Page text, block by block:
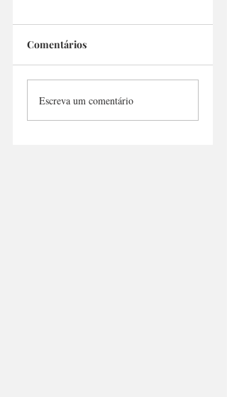
Comentários
Escreva um comentário